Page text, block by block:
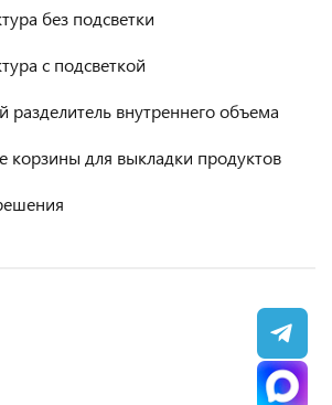
без подсветки
с подсветкой
разделитель внутреннего объема
корзины для выкладки продуктов